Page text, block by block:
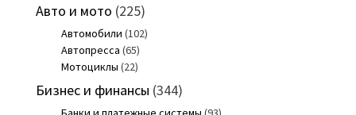
Авто и мото (225)
Автомобили (102)
Автопресса (65)
Мотоциклы (22)
Бизнес и финансы (344)